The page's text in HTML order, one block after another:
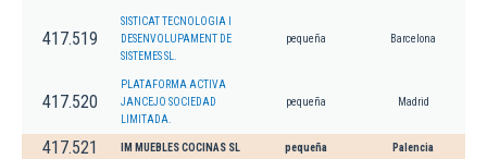
417.519
SISTICAT TECNOLOGIA I
DESENVOLUPAMENT DE
SISTEMES SL.
pequeña Barcelona
417.520
PLATAFORMA ACTIVA
JANCEJO SOCIEDAD
LIMITADA.
pequeña Madrid
417.521 IM MUEBLES COCINAS SL pequeña Palencia